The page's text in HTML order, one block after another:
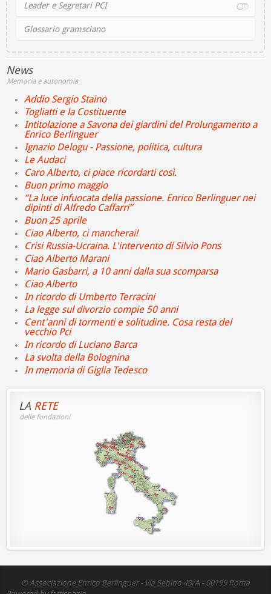
Leader e Segretari PCI
Glossario gramsciano
News
Memoria e autonomia
Addio Sergio Staino
Togliatti e la Costituente
Intitolazione a Savona dei giardini del Prolungamento a
Enrico Berlinguer
Ignazio Delogu - Passione, politica, cultura
Le Audaci
Caro Alberto, ci piace ricordarti così.
Buon primo maggio
“La luce infuocata della passione. Enrico Berlinguer nei
dipinti di Alfredo Caffarri”
Buon 25 aprile
Ciao Alberto, ci mancherai!
Crisi Russia-Ucraina. L'intervento di Silvio Pons
Ciao Alberto Marani
Mario Gasbarri, a 10 anni dalla sua scomparsa
Ciao Alberto
In ricordo di Umberto Terracini
La legge sul divorzio compie 50 anni
Cent'anni di tormenti e solitudine. Cosa resta del
vecchio Pci
In ricordo di Luciano Barca
La svolta della Bolognina
In memoria di Giglia Tedesco
LA RETE
delle fondazioni
© Associazione Enrico Berlinguer - Via Sebino 43/A - 00199 Roma